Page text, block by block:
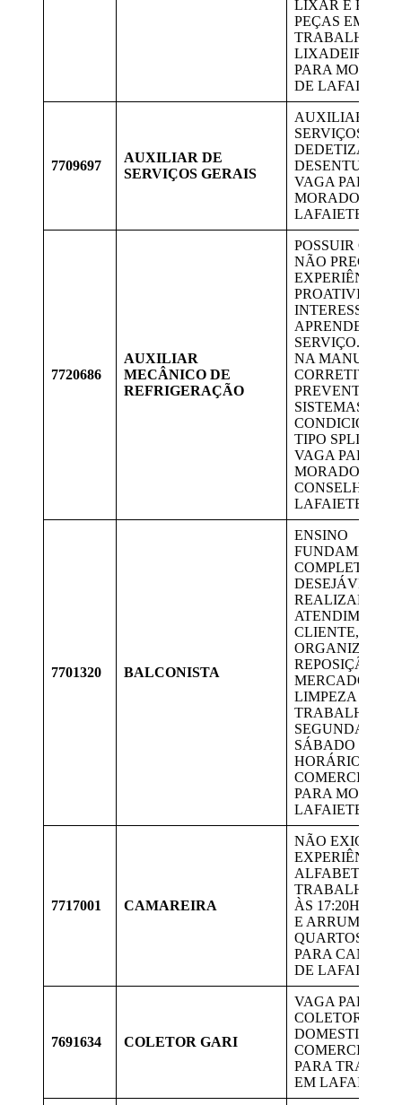
LIXAR E
PEÇAS EM
TRABALHAR
LIXADEIRA.
PARA
DE LAFAIETE.
7709697
AUXILIAR DE
SERVIÇOS GERAIS
AUXILIAR DE
SERVIÇOS DE
DEDETIZAÇÃO
VAGA PARA
MORADORES
LAFAIETE.
7720686
AUXILIAR
MECÂNICO DE
REFRIGERAÇÃO
POSSUIR CNH
NÃO PRECISA
EXPERIÊNCIA
INTERESSE EM
APRENDER O
SERVIÇO.
NA
CORRETIVA E
PREVENTIVA
SISTEMAS DE
TIPO SPLIT E
VAGA PARA
MORADORES
CONSELHEIRO
LAFAIETE.
7701320 BALCONISTA
ENSINO
COMPLETO;
DESEJÁVEL
REALIZAR
ATENDIMENTO
CLIENTE,
REPOSIÇÃO DE
LIMPEZA DA
TRABALHAR
SEGUNDA A
SÁBADO NO
HORÁRIO
COMERCIAL.
PARA
LAFAIETE.
7717001 CAMAREIRA
NÃO EXIGE
EXPERIÊNCIA;
TRABALHAR
ÀS 17:20H.
E
QUARTOS.
PARA
DE LAFAIETE.
7691634 COLETOR GARI
VAGA PARA
COLETOR DE
DOMESTICO E
COMERCIAL,
PARA
EM LAFAIETE